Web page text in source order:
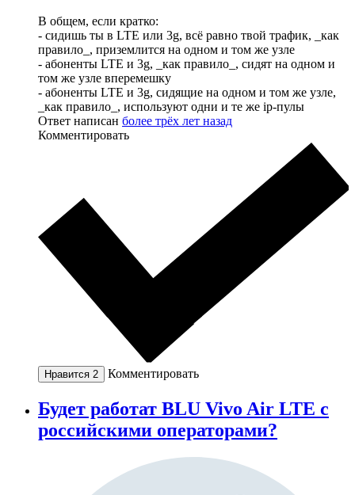
В общем, если кратко:
- сидишь ты в LTE или 3g, всё равно твой трафик, _как
правило_, приземлится на одном и том же узле
- абоненты LTE и 3g, _как правило_, сидят на одном и
том же узле вперемешку
- абоненты LTE и 3g, сидящие на одном и том же узле,
_как правило_, используют одни и те же ip-пулы
Ответ написан более трёх лет назад
Комментировать
Нравится 2 Комментировать
Будет работат BLU Vivo Air LTE с
российскими операторами?